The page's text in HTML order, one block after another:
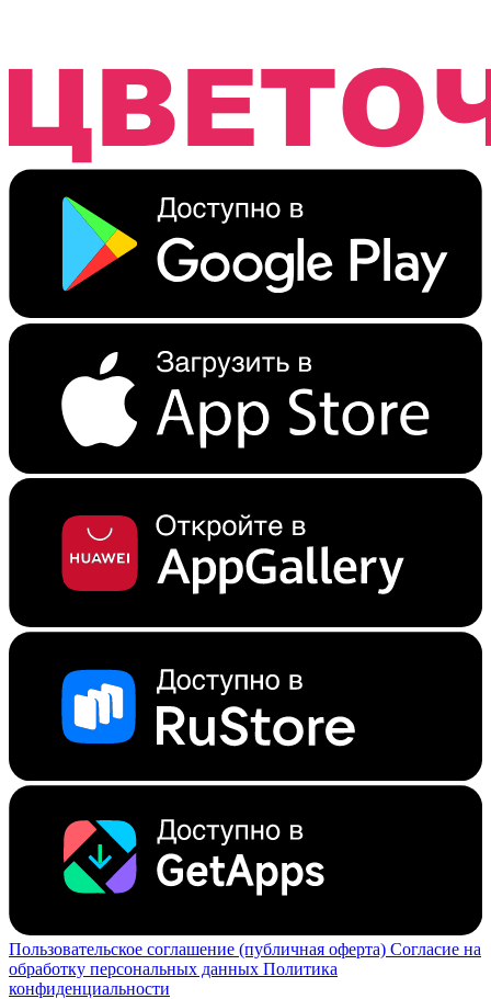
Пользовательское соглашение (публичная оферта) Согласие на
обработку персональных данных Политика
конфиденциальности